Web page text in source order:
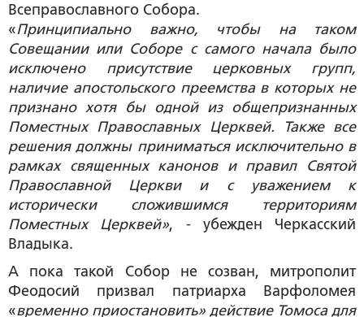
Всеправославного Собора.
«Принципиально важно, чтобы на таком
Совещании или Соборе с самого начала было
исключено присутствие церковных групп,
наличие апостольского преемства в которых не
признано хотя бы одной из общепризнанных
Поместных Православных Церквей. Также все
решения должны приниматься исключительно в
рамках священных канонов и правил Святой
Православной Церкви и с уважением к
исторически сложившимся территориям
Поместных Церквей», - убежден Черкасский
Владыка.
А пока такой Собор не созван, митрополит
Феодосий призвал патриарха Варфоломея
«временно приостановить» действие Томоса для